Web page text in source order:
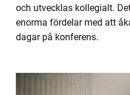
och utvecklas kollegialt.
enorma fördelar med att
dagar på konferens.